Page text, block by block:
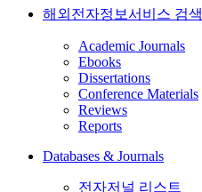
해외전자정보서비스 검색
Academic Journals
Ebooks
Dissertations
Conference Materials
Reviews
Reports
Databases & Journals
전자저널 리스트